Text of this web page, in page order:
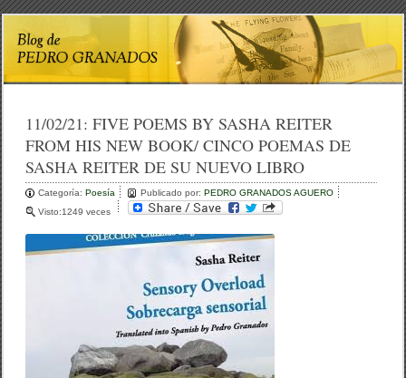
11/02/21:FIVE POEMS BY SASHA REITER
FROM HIS NEW BOOK/ CINCO POEMAS DE
SASHA REITER DE SU NUEVO LIBRO
Categoría:Poesía Publicado por:PEDRO GRANADOS AGUERO
Visto:1249 veces